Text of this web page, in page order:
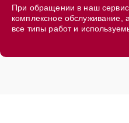
При обращении в наш
комплексное обслуживание,
все типы работ и